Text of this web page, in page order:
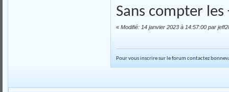
Sans compter
« Modifié: 14 janvier 2023 à 14:57:00 par
Pour vous inscrire sur le forum contactez